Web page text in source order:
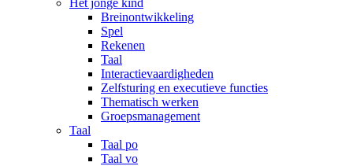
Het jonge kind
Breinontwikkeling
Spel
Rekenen
Taal
Interactievaardigheden
Zelfsturing en executieve functies
Thematisch werken
Groepsmanagement
Taal
Taal po
Taal vo